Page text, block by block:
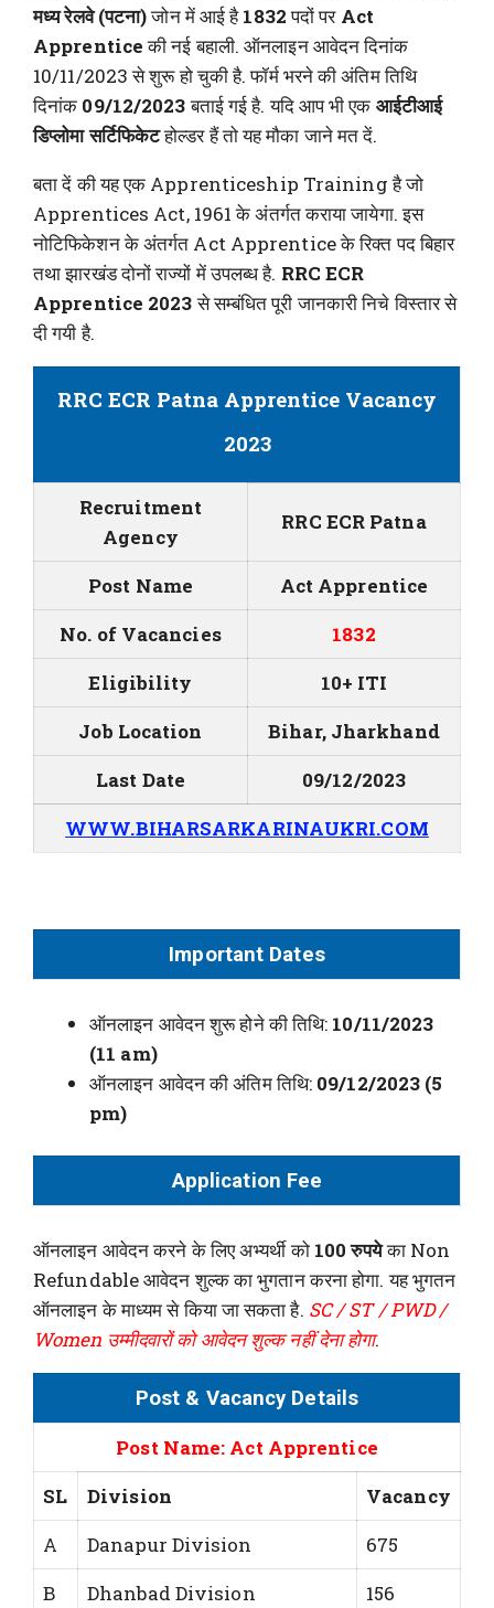
मध्य रेलवे (पटना)जोन में आई है1832पदों पर Act
Apprenticeकी नई बहाली. ऑनलाइन आवेदन दिनांक
10/11/2023 से शुरू हो चुकी है. फॉर्म भरने की अंतिम तिथि
दिनांक 09/12/2023बताई गई है. यदि आप भी एक आईटीआई
डिप्लोमा सर्टिफिकेटहोल्डर हैं तो यह मौका जाने मत दें.
बता दें की यह एक Apprenticeship Training है जो
Apprentices Act, 1961 के अंतर्गत कराया जायेगा. इस
नोटिफिकेशन के अंतर्गत Act Apprentice के रिक्त पद बिहार
तथा झारखंड दोनों राज्यों में उपलब्ध है. RRC ECR
Apprentice 2023से सम्बंधित पूरी जानकारी निचे विस्तार से
दी गयी है.
RRC ECR Patna Apprentice Vacancy
2023
Recruitment
Agency
RRC ECR Patna
Post Name
Act Apprentice
No. of Vacancies
1832
Eligibility
10+ ITI
Job Location
Bihar, Jharkhand
Last Date
09/12/2023
WWW.BIHARSARKARINAUKRI.COM
Important Dates
ऑनलाइन आवेदन शुरू होने की तिथि: 10/11/2023
(11 am)
ऑनलाइन आवेदन की अंतिम तिथि: 09/12/2023 (5
pm)
Application Fee
ऑनलाइन आवेदन करने के लिए अभ्यर्थी को 100 रुपयेका Non
Refundable आवेदन शुल्क का भुगतान करना होगा. यह भुगतन
ऑनलाइन के माध्यम से किया जा सकता है. SC / ST / PWD /
Women उम्मीदवारों को आवेदन शुल्क नहीं देना होगा.
Post & Vacancy Details
Post Name: Act Apprentice
SL
Division
Vacancy
A
Danapur Division
675
B
Dhanbad Division 156